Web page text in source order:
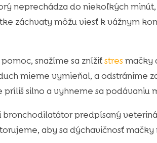
neprechádza do niekoľkých
záchvaty môžu viesť k vážnym
snažíme sa znížiťstresmačky
mierne vymieňal, a odstránime
silno a vyhneme sa podávaniu
bronchodilatátor predpísaný
aby sa dýchavičnosť mačky